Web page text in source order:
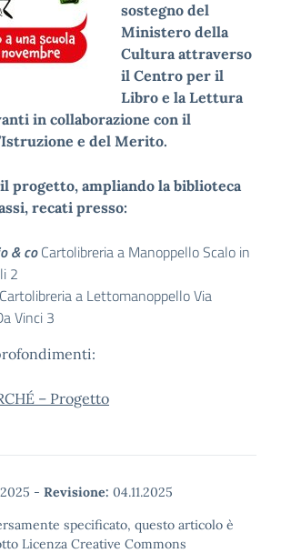
sostegno del
Ministero della
Cultura attraverso
il Centro per il
Libro e la Lettura
in collaborazione con il
e del Merito.
progetto, ampliando la biblioteca
recati presso:
& coCartolibreria a Manoppello Scalo in
2
a Lettomanoppello Via
Vinci 3
– Progetto
- Revisione: 04.11.2025
specificato, questo articolo è
Licenza Creative Commons